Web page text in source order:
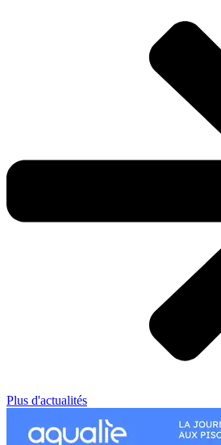
Plus d'actualités